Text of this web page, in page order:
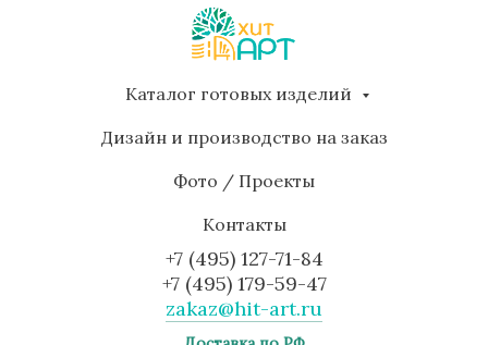
Каталог готовых изделий
Дизайн и производство на заказ
Фото / Проекты
Контакты
+7 (495) 127-71-84
+7 (495) 179-59-47
zakaz@hit-art.ru